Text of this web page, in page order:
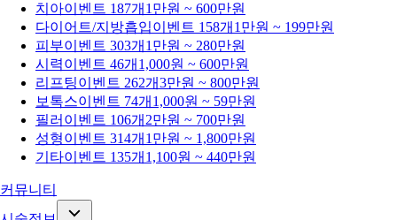
치아이벤트 187개 1만원 ~ 600만원
다이어트/지방흡입이벤트 158개 1만원 ~ 199만원
피부이벤트 303개 1만원 ~ 280만원
시력이벤트 46개 1,000원 ~ 600만원
리프팅이벤트 262개3만원 ~ 800만원
보톡스이벤트 74개 1,000원 ~ 59만원
필러 이벤트 106개 2만원 ~ 700만원
성형이벤트 314개 1만원 ~ 1,800만원
기타이벤트 135개 1,100원 ~ 440만원
커뮤니티